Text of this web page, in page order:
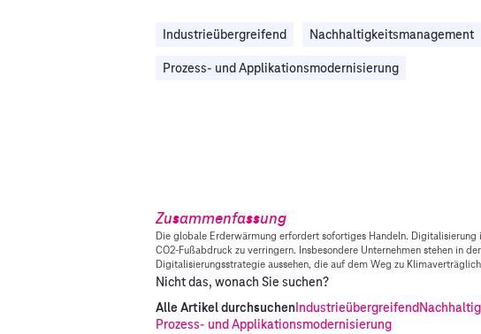
Industrieübergreifend Nachhaltigkeitsmanagement
Prozess- und Applikationsmodernisierung
Zusammenfassung
Die globale Erderwärmung erfordert sofortiges Handeln.
CO2-Fußabdruck zu verringern. Insbesondere Unternehmen stehen in
Digitalisierungsstrategie aussehen, die auf dem Weg zu
Nicht das, wonach Sie suchen?
Alle Artikel durchsuchenIndustrieübergreifend
Prozess- und Applikationsmodernisierung